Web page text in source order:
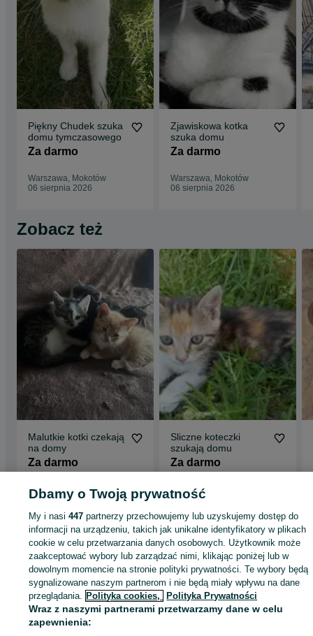
Piękny Chudek szuka
domu tymczasowego
Za darmo
Warszawa, Mokotów
06 sierpnia 2026
Zjawiskowa kotka
szuka domu
Za darmo
Warszawa, Mokotów
06 sierpnia 2026
Zobacz też
Malutkie kotki czekają
na domy
Za darmo
Odświeżono dnia 06 sierpnia
2026
Sliczne koteczki
szukają domu
Za darmo
Warszawa, Mokotów
31 lipca 2026
Strona główna Zwierzęta Koty Koty do adopcji
Koty do adopcji -
Mazowieckie
Koty do adopcji - Warszawa Koty do adopcji - Mokotów
KATEGORIA
Dbamy o Twoją prywatność
My i nasi447 partnerzy przechowujemy lub uzyskujemy dostęp do
informacji na urządzeniu, takich jak unikalne identyfikatory w plikach
cookie w celu przetwarzania danych osobowych. Użytkownik może
zaakceptować wybory lub zarządzać nimi, klikając poniżej lub w
dowolnym momencie na stronie polityki prywatności. Te wybory będą
sygnalizowane naszym partnerom i nie będą miały wpływu na dane
przeglądania. Polityka cookies, Polityka Prywatności
Wraz z naszymi partnerami przetwarzamy dane w celu
zapewnienia: